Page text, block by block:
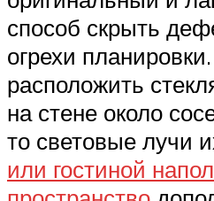
способ скрыть
огрехи
расположить
на стене около
то световые лучи
или гостиной